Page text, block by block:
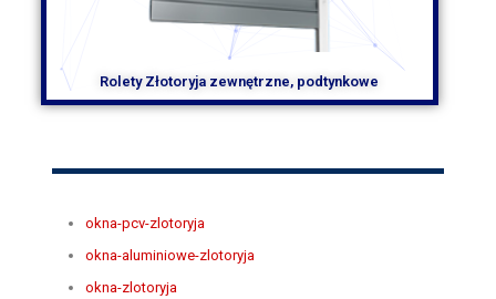
Rolety Złotoryja zewnętrzne, podtynkowe
okna-pcv-zlotoryja
okna-aluminiowe-zlotoryja
okna-zlotoryja